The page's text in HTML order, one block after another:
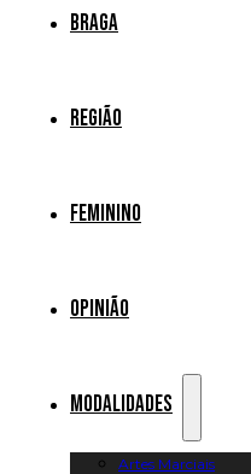
Braga
Região
Feminino
Opinião
Modalidades
Artes Marciais